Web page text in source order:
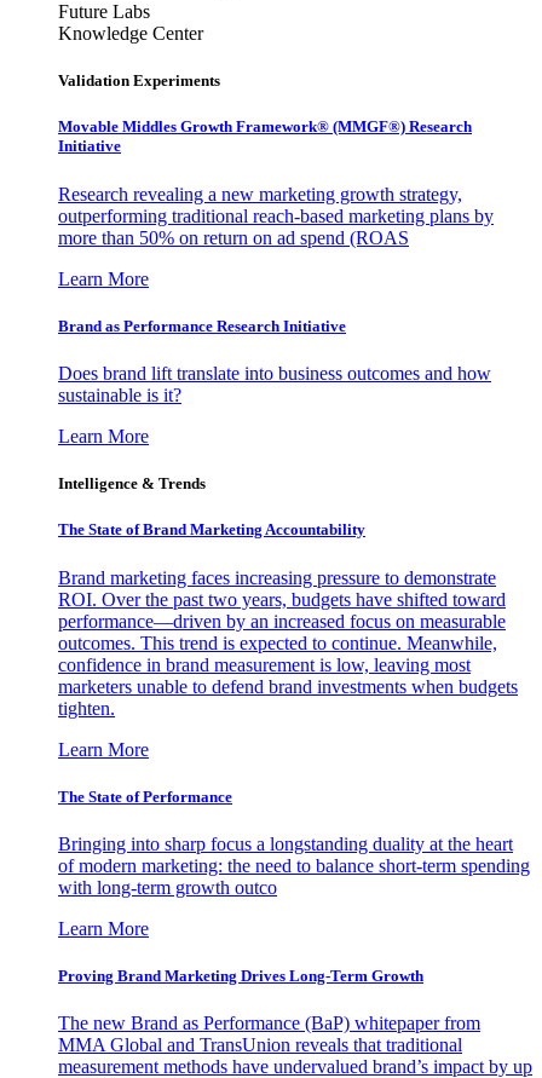
Future Labs
Knowledge Center
Validation Experiments
Movable Middles Growth Framework® (MMGF®) Research
Initiative
Research revealing a new marketing growth strategy,
outperforming traditional reach-based marketing plans by
more than 50% on return on ad spend (ROAS
Learn More
Brand as Performance Research Initiative
Does brand lift translate into business outcomes and how
sustainable is it?
Learn More
Intelligence & Trends
The State of Brand Marketing Accountability
Brand marketing faces increasing pressure to demonstrate
ROI. Over the past two years, budgets have shifted toward
performance—driven by an increased focus on measurable
outcomes. This trend is expected to continue. Meanwhile,
confidence in brand measurement is low, leaving most
marketers unable to defend brand investments when budgets
tighten.
Learn More
The State of Performance
Bringing into sharp focus a longstanding duality at the heart
of modern marketing: the need to balance short-term spending
with long-term growth outco
Learn More
Proving Brand Marketing Drives Long-Term Growth
The new Brand as Performance (BaP) whitepaper from
MMA Global and TransUnion reveals that traditional
measurement methods have undervalued brand’s impact by up